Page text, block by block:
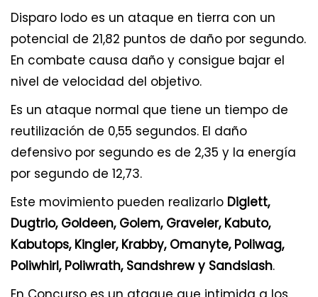
Disparo lodo es un ataque en tierra con un
potencial de 21,82 puntos de daño por segundo.
En combate causa daño y consigue bajar el
nivel de velocidad del objetivo.
Es un ataque normal que tiene un tiempo de
reutilización de 0,55 segundos. El daño
defensivo por segundo es de 2,35 y la energía
por segundo de 12,73.
Este movimiento pueden realizarlo Diglett,
Dugtrio, Goldeen, Golem, Graveler, Kabuto,
Kabutops, Kingler, Krabby, Omanyte, Poliwag,
Poliwhirl, Poliwrath, Sandshrew y Sandslash.